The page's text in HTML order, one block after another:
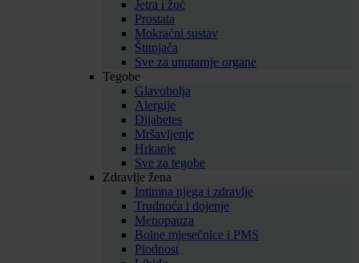
Jetra i žuć
Prostata
Mokraćni sustav
Štitnjača
Sve za unutarnje organe
Tegobe
Glavobolja
Alergije
Dijabetes
Mršavljenje
Hrkanje
Sve za tegobe
Zdravlje žena
Intimna njega i zdravlje
Trudnoća i dojenje
Menopauza
Bolne mjesečnice i PMS
Plodnost